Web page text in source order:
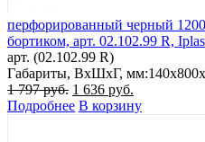
перфорированный черный
бортиком, арт. 02.102.99 R,
арт. (02.102.99 R)
Габариты, ВxШxГ, мм:
1 797руб. Первоначальная
цена
1 636 руб.
цена:
Подробнее В корзину